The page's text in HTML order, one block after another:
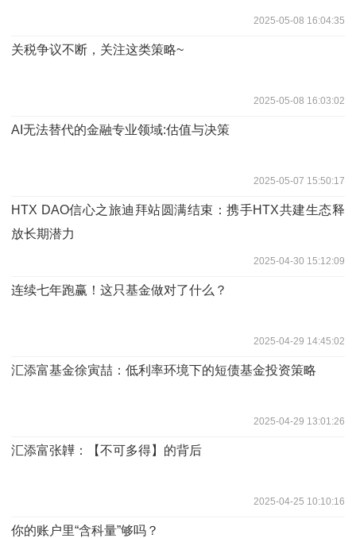
2025-05-08 16:04:35
关税争议不断，关注这类策略~
2025-05-08 16:03:02
AI无法替代的金融专业领域:估值与决策
2025-05-07 15:50:17
HTX DAO信心之旅迪拜站圆满结束：携手HTX共建生态释
放长期潜力
2025-04-30 15:12:09
连续七年跑赢！这只基金做对了什么？
2025-04-29 14:45:02
汇添富基金徐寅喆：低利率环境下的短债基金投资策略
2025-04-29 13:01:26
汇添富张韡：【不可多得】的背后
2025-04-25 10:10:16
你的账户里“含科量”够吗？